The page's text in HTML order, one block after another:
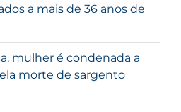
a mais de 36 anos de
mulher é condenada a
morte de sargento